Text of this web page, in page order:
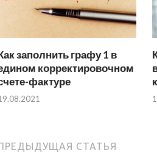
заполнить графу 1 в
корректировочном
фактуре
СТАТЬЯ